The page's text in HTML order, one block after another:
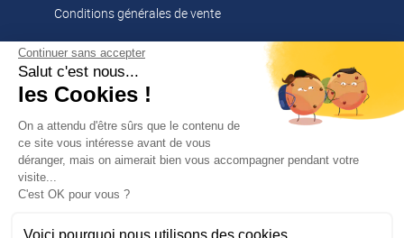
Continuer sans accepter
Salut c'est nous...
les Cookies !
On a attendu d'être sûrs que le contenu de
ce site vous intéresse avant de vous
déranger, mais on aimerait bien vous accompagner pendant votre
visite...
C'est OK pour vous ?
Voici pourquoi nous utilisons des cookies.
Conditions générales de vente
CONTACT
02 51 52 26 57
contacts@franssen-loisirs.fr
PROFITEZ DE -5 %
vous abonnant à notre newsletter !